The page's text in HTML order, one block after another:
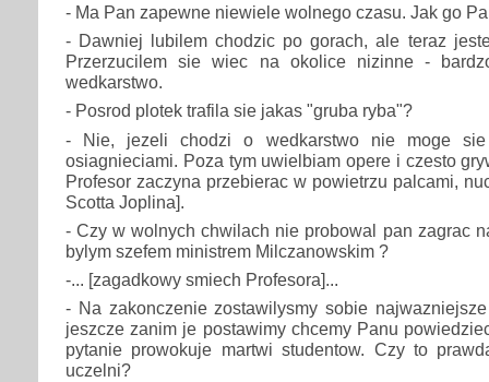
- Ma Pan zapewne niewiele wolnego czasu. Jak go
- Dawniej lubilem chodzic po gorach, ale teraz
Przerzucilem sie wiec na okolice nizinne -
wedkarstwo.
- Posrod plotek trafila sie jakas "gruba ryba"?
- Nie, jezeli chodzi o wedkarstwo nie moge sie
osiagnieciami. Poza tym uwielbiam opere i czesto
Profesor zaczyna przebierac w powietrzu palcami,
Scotta Joplina].
- Czy w wolnych chwilach nie probowal pan zagrac
bylym szefem ministrem Milczanowskim ?
-... [zagadkowy smiech Profesora]...
- Na zakonczenie zostawilysmy sobie
jeszcze zanim je postawimy chcemy Panu
pytanie prowokuje martwi studentow. Czy to
uczelni?